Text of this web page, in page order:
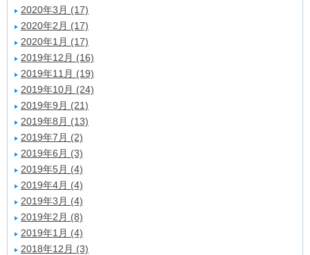
2020年3月 (17)
2020年2月 (17)
2020年1月 (17)
2019年12月 (16)
2019年11月 (19)
2019年10月 (24)
2019年9月 (21)
2019年8月 (13)
2019年7月 (2)
2019年6月 (3)
2019年5月 (4)
2019年4月 (4)
2019年3月 (4)
2019年2月 (8)
2019年1月 (4)
2018年12月 (3)